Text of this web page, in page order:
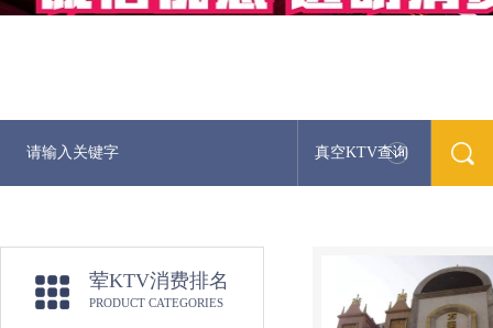
真空KTV查询
荤KTV消费排名
PRODUCT CATEGORIES